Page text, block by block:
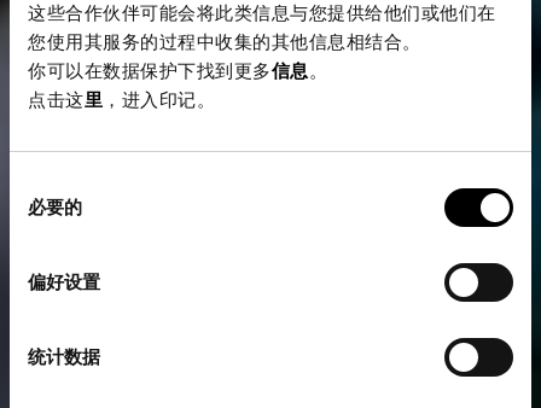
这些合作伙伴可能会将此类信息与您提供给他们或他们在
您使用其服务的过程中收集的其他信息相结合。
你可以在数据保护下找到更多信息 。
点击这里 ，进入印记。
必要的
偏好设置
统计数据